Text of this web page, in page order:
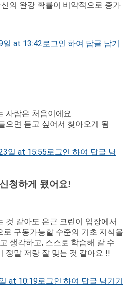
의 완강 확률이 비약적으로 증가
일 at 13:42로그인 하여 답글 남기
사람은 처음이에요.
으면 듣고 싶어서 찾아오게 됨
일 at 15:55로그인 하여 답글 남
청하게 됐어요!
것 같아도 은근 코린이 입장에서
로 구동가능할 수준의 기초 지식을
생각하고, 스스로 학습해 갈 수
정말 저랑 잘 맞는 것 같아요 !!
at 10:19로그인 하여 답글 남기기